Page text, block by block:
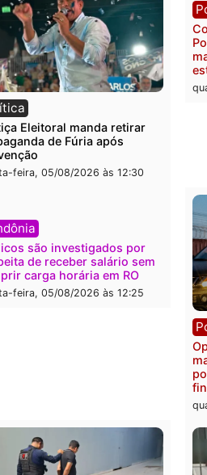
Brasil
Confronto durante operação
termina com foragido baleado e
grande apreensão de drogas
quarta-feira, 05/08/2026 às 12:42
Justiça Eleitoral manda retirar
propaganda de Fúria após
convenção
quarta-feira, 05/08/2026 às 12:30